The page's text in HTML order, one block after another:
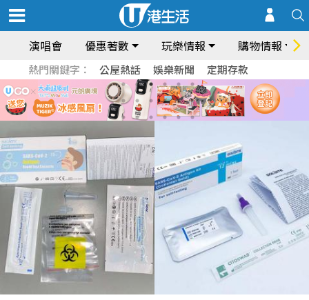
演唱會 優惠著數 玩樂情報 購物情報
熱門關鍵字： 公屋熱話 娛樂新聞 定期存款